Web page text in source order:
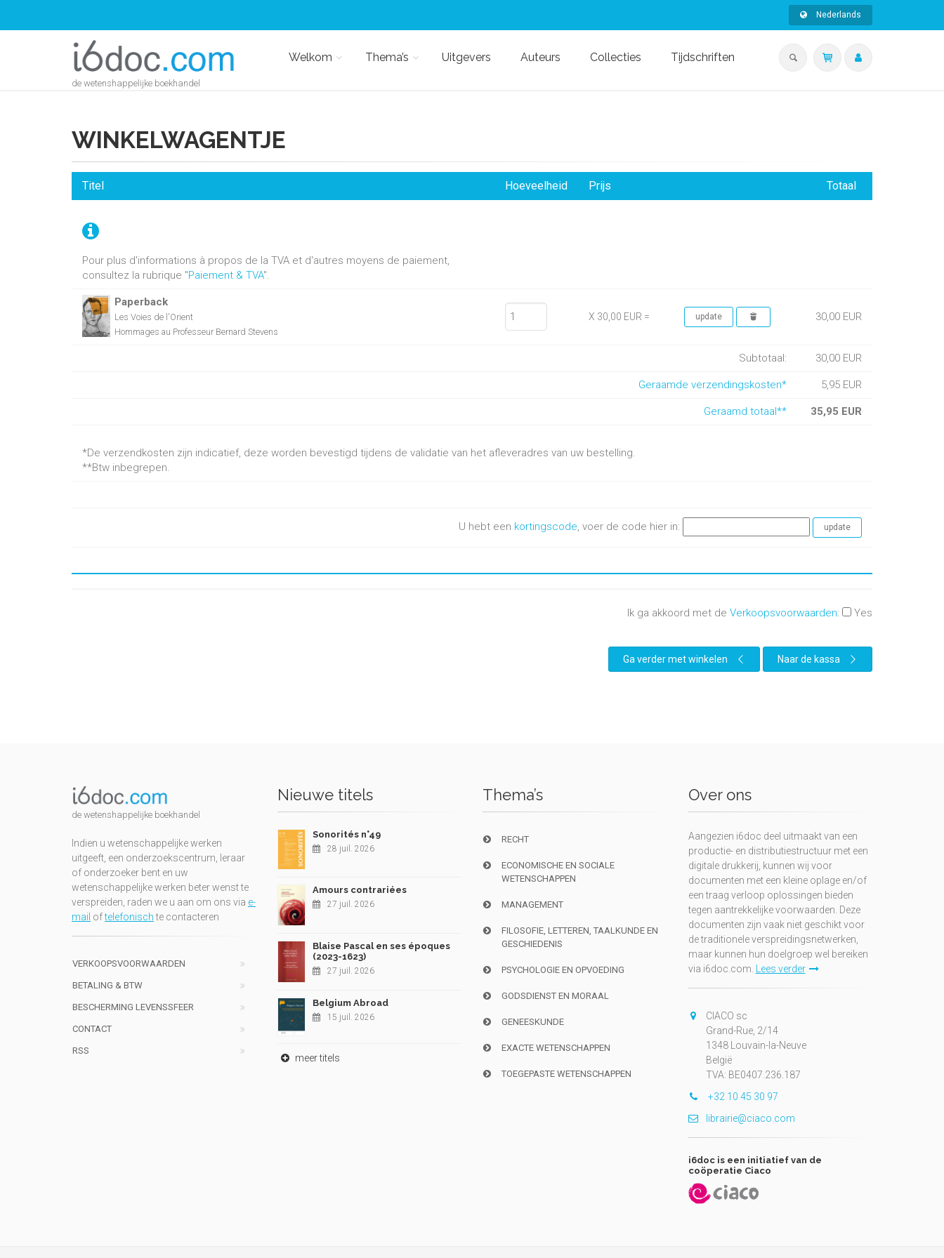
Nederlands
de wetenshappelijke boekhandel
Welkom Thema’s Uitgevers Auteurs Collecties Tijdschriften
WINKELWAGENTJE
Pour plus d'informations à propos de la TVA et d'autres moyens de paiement,
consultez la rubrique "Paiement & TVA".
Titel Hoeveelheid Prijs Totaal
Paperback
Les Voies de l'Orient
Hommages au Professeur Bernard Stevens
X 30,00 EUR = 30,00 EUR
Subtotaal: 30,00 EUR
Geraamde verzendingskosten* 5,95 EUR
Geraamd totaal** 35,95 EUR
*De verzendkosten zijn indicatief, deze worden bevestigd tijdens de validatie van het afleveradres van uw bestelling.
**Btw inbegrepen.
U hebt een kortingscode, voer de code hier in:
Ik ga akkoord met de Verkoopsvoorwaarden: Yes
Ga verder met winkelen Naar de kassa
de wetenshappelijke boekhandel
Indien u wetenschappelijke werken
uitgeeft, een onderzoekscentrum, leraar
of onderzoeker bent en uw
wetenschappelijke werken beter wenst te
verspreiden, raden we u aan om ons via e-
mail oftelefonischte contacteren
VERKOOPSVOORWAARDEN
BETALING & BTW
BESCHERMING LEVENSSFEER
CONTACT
RSS
Nieuwe titels
Sonorités n°49
28 juil. 2026
Amours contrariées
27 juil. 2026
Blaise Pascal en ses époques
(2023-1623)
27 juil. 2026
Belgium Abroad
15 juil. 2026
meer titels
Thema’s
RECHT
ECONOMISCHE EN SOCIALE
WETENSCHAPPEN
MANAGEMENT
FILOSOFIE, LETTEREN, TAALKUNDE EN
GESCHIEDENIS
PSYCHOLOGIE EN OPVOEDING
GODSDIENST EN MORAAL
GENEESKUNDE
EXACTE WETENSCHAPPEN
TOEGEPASTE WETENSCHAPPEN
Over ons
Aangezien i6doc deel uitmaakt van een
productie- en distributiestructuur met een
digitale drukkerij, kunnen wij voor
documenten met een kleine oplage en/of
een traag verloop oplossingen bieden
tegen aantrekkelijke voorwaarden. Deze
documenten zijn vaak niet geschikt voor
de traditionele verspreidingsnetwerken,
maar kunnen hun doelgroep wel bereiken
via i6doc.com.
Lees verder
CIACO sc
Grand-Rue, 2/14
1348 Louvain-la-Neuve
België
TVA: BE0407.236.187
+32 10 45 30 97
librairie@ciaco.com
i6doc is een initiatief van de
coöperatie Ciaco